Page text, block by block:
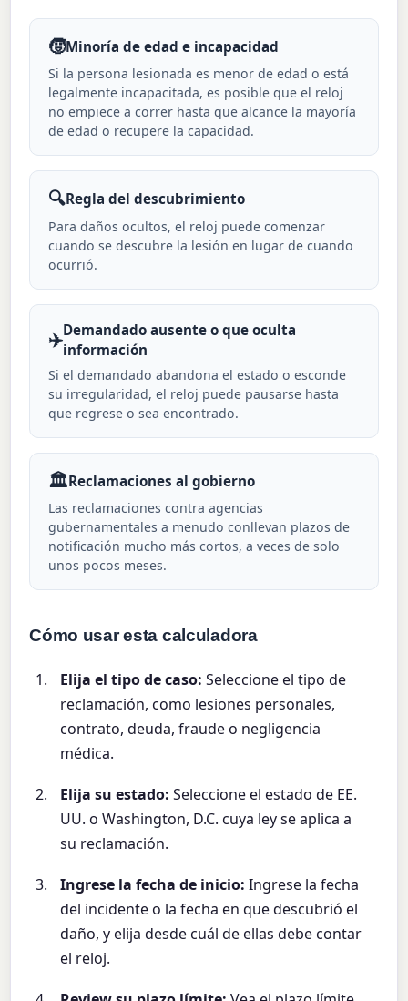
🧒Minoría de edad e incapacidad
Si la persona lesionada es menor de edad o está
legalmente incapacitada, es posible que el reloj
no empiece a correr hasta que alcance la mayoría
de edad o recupere la capacidad.
🔍Regla del descubrimiento
Para daños ocultos, el reloj puede comenzar
cuando se descubre la lesión en lugar de cuando
ocurrió.
✈️Demandado ausente o que oculta
información
Si el demandado abandona el estado o esconde
su irregularidad, el reloj puede pausarse hasta
que regrese o sea encontrado.
🏛️Reclamaciones al gobierno
Las reclamaciones contra agencias
gubernamentales a menudo conllevan plazos de
notificación mucho más cortos, a veces de solo
unos pocos meses.
Cómo usar esta calculadora
Elija el tipo de caso: Seleccione el tipo de
reclamación, como lesiones personales,
contrato, deuda, fraude o negligencia
médica.
Elija su estado: Seleccione el estado de EE.
UU. o Washington, D.C. cuya ley se aplica a
su reclamación.
Ingrese la fecha de inicio: Ingrese la fecha
del incidente o la fecha en que descubrió el
daño, y elija desde cuál de ellas debe contar
el reloj.